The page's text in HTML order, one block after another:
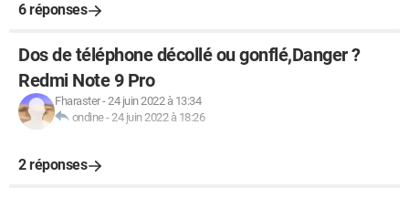
6 réponses
Dos de téléphone décollé ou gonflé,Danger ?
Redmi Note 9 Pro
Fharaster-24 juin 2022 à 13:34
ondine-24 juin 2022 à 18:26
2 réponses